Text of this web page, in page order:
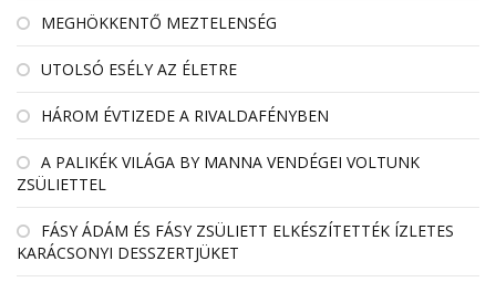
MEGHÖKKENTŐ MEZTELENSÉG
UTOLSÓ ESÉLY AZ ÉLETRE
HÁROM ÉVTIZEDE A RIVALDAFÉNYBEN
A PALIKÉK VILÁGA BY MANNA VENDÉGEI VOLTUNK
ZSÜLIETTEL
FÁSY ÁDÁM ÉS FÁSY ZSÜLIETT ELKÉSZÍTETTÉK ÍZLETES
KARÁCSONYI DESSZERTJÜKET